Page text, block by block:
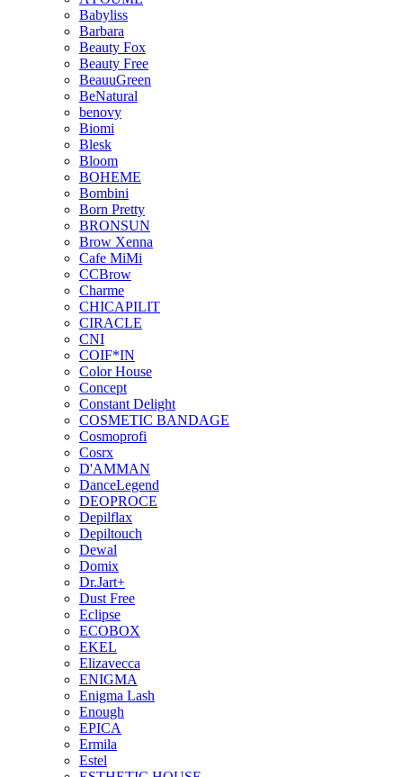
Babyliss
Barbara
Beauty Fox
Beauty Free
BeauuGreen
BeNatural
benovy
Biomi
Blesk
Bloom
BOHEME
Bombini
Born Pretty
BRONSUN
Brow Xenna
Cafe MiMi
CCBrow
Charme
CHICAPILIT
CIRACLE
CNI
COIF*IN
Color House
Concept
Constant Delight
COSMETIC BANDAGE
Cosmoprofi
Cosrx
D'AMMAN
DanceLegend
DEOPROCE
Depilflax
Depiltouch
Dewal
Domix
Dr.Jart+
Dust Free
Eclipse
ECOBOX
EKEL
Elizavecca
ENIGMA
Enigma Lash
Enough
EPICA
Ermila
Estel